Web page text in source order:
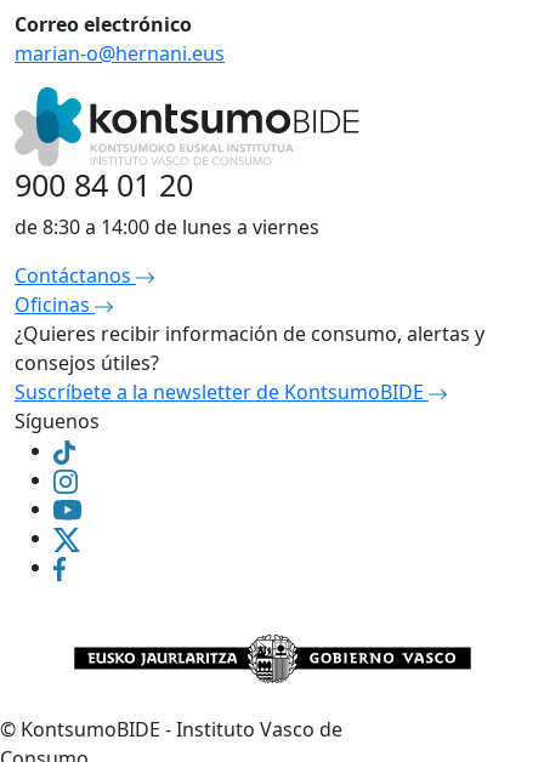
Correo electrónico
marian-o@hernani.eus
900 84 01 20
de 8:30 a 14:00 de lunes a viernes
Contáctanos
Oficinas
¿Quieres recibir información de consumo, alertas y
consejos útiles?
Suscríbete a la newsletter de KontsumoBIDE
Síguenos
© KontsumoBIDE - Instituto Vasco de